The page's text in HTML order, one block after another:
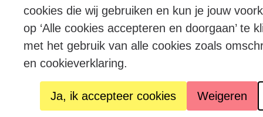
cookies die wij gebruiken en kun je jouw
op ‘Alle cookies accepteren en doorgaan’ te
met het gebruik van alle cookies zoals
en cookieverklaring.
Ja, ik accepteer cookies Weigeren